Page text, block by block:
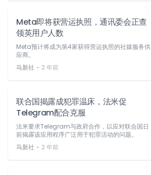
Meta即将获营运执照，通讯委会正查
领英用户人数
Meta预计将成为第4家获得营运执照的社媒服务供
应商。
马新社 ⋅ 2 年前
联合国揭露成犯罪温床，法米促
Telegram配合克服
法米要求Telegram与政府合作，以应对联合国日
前揭露该应用程序广泛用于犯罪活动的问题。
马新社 ⋅ 2 年前